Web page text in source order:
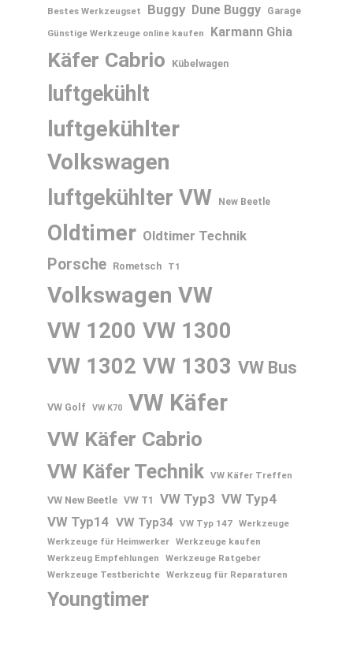
Bestes Werkzeugset Buggy Dune Buggy
Garage
Günstige Werkzeuge online kaufen
Karmann Ghia
Käfer Cabrio Kübelwagen
luftgekühlt
luftgekühlter
Volkswagen
luftgekühlter VW New Beetle
Oldtimer Oldtimer Technik
Porsche Rometsch T1
Volkswagen VW
VW 1200 VW 1300
VW 1302 VW 1303 VW Bus
VW Golf VW K70 VW Käfer
VW Käfer Cabrio
VW Käfer Technik VW Käfer Treffen
VW New Beetle VW T1 VW Typ3 VW Typ4
VW Typ14 VW Typ34 VW Typ 147 Werkzeuge
Werkzeuge für Heimwerker Werkzeuge kaufen
Werkzeug Empfehlungen
Werkzeuge Ratgeber
Werkzeuge Testberichte Werkzeug für Reparaturen
Youngtimer